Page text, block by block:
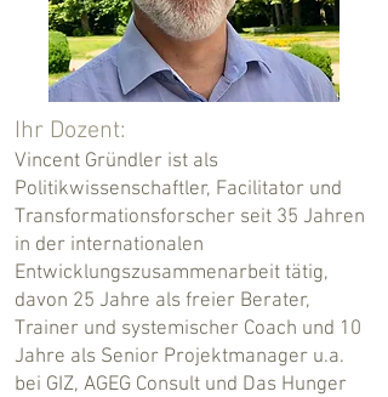
Ihr Dozent:
Vincent Gründler ist als
Politikwissenschaftler, Facilitator und
Transformationsforscher seit 35 Jahren
in der internationalen
Entwicklungszusammenarbeit tätig,
davon 25 Jahre als freier Berater,
Trainer und systemischer Coach und 10
Jahre als Senior Projektmanager u.a.
bei GIZ, AGEG Consult und Das Hunger